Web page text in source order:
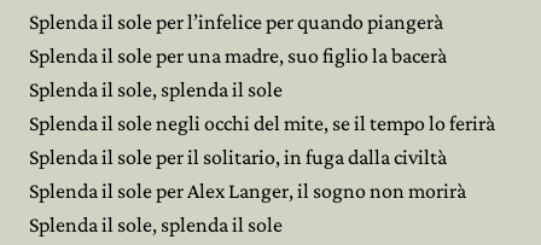
Splenda il sole per l’infelice per quando piangerà
Splenda il sole per una madre, suo figlio la bacerà
Splenda il sole, splenda il sole
Splenda il sole negli occhi del mite, se il tempo lo ferirà
Splenda il sole per il solitario, in fuga dalla civiltà
Splenda il sole per Alex Langer, il sogno non morirà
Splenda il sole, splenda il sole